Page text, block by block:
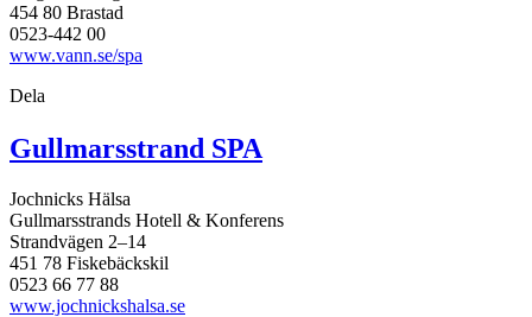
454 80 Brastad
0523-442 00
www.vann.se/spa
Dela
Gullmarsstrand SPA
Jochnicks Hälsa
Gullmarsstrands Hotell & Konferens
Strandvägen 2–14
451 78 Fiskebäckskil
0523 66 77 88
www.jochnickshalsa.se